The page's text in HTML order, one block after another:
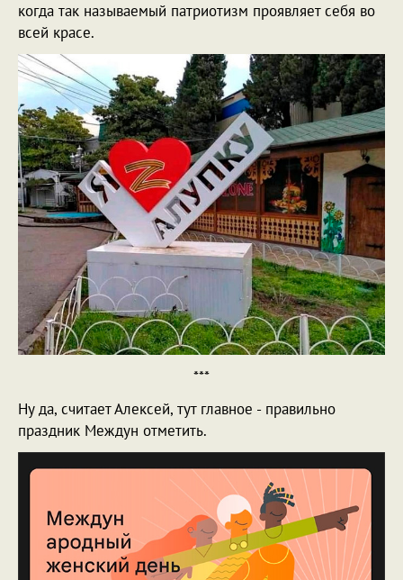
когда так называемый патриотизм проявляет себя во
всей красе.
***
Ну да, считает Алексей, тут главное - правильно
праздник Междун отметить.